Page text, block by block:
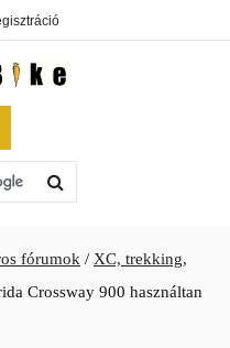
fórumok / XC, trekking,
Crossway 900 használtan